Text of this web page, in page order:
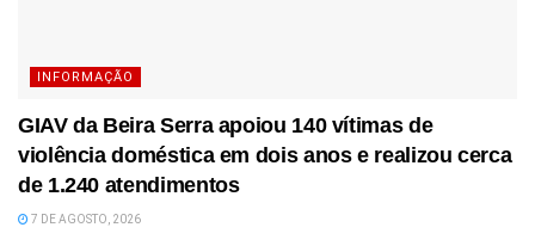
INFORMAÇÃO
GIAV da Beira Serra apoiou 140 vítimas de
violência doméstica em dois anos e realizou cerca
de 1.240 atendimentos
7 DE AGOSTO, 2026